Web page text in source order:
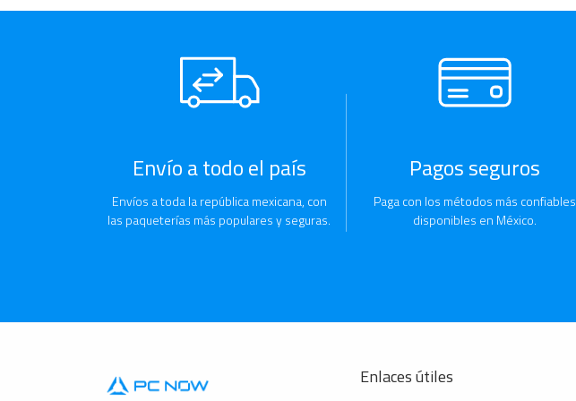
Envío a todo el país
Envíos a toda la república mexicana, con
las paqueterías más populares y seguras.
Pagos seguros
Paga con los métodos más confiables
disponibles en México.
Enlaces útiles